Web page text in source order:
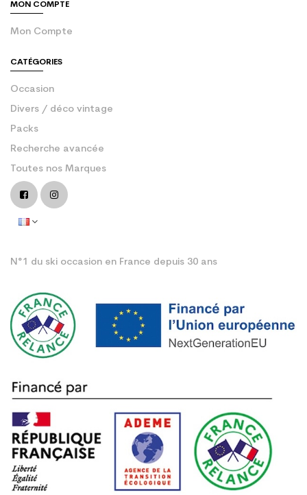
MON COMPTE
Mon Compte
CATÉGORIES
Occasion
Divers / déco vintage
Packs
Recherche avancée
Toutes nos Marques
N°1 du ski occasion en France depuis 30 ans